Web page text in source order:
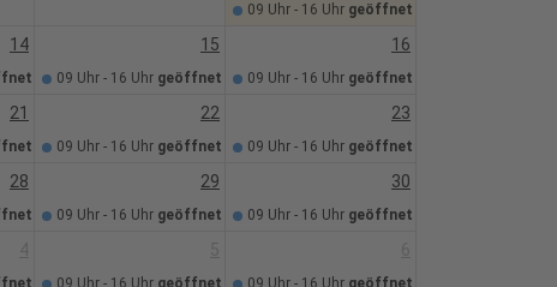
09 Uhr - 16 Uhr geöffnet
14 15
09 Uhr - 16 Uhr geöffnet
16
09 Uhr - 16 Uhr geöffnet
21 22
09 Uhr - 16 Uhr geöffnet
23
09 Uhr - 16 Uhr geöffnet
28 29
09 Uhr - 16 Uhr geöffnet
30
09 Uhr - 16 Uhr geöffnet
09 Uhr - 16 Uhr geöffnet 09 Uhr - 16 Uhr geöffnet